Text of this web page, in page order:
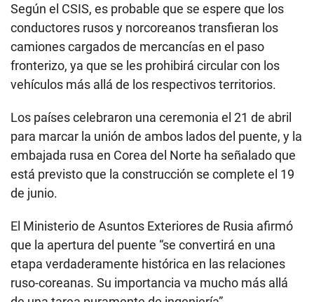
Según el CSIS, es probable que se espere que los
conductores rusos y norcoreanos transfieran los
camiones cargados de mercancías en el paso
fronterizo, ya que se les prohibirá circular con los
vehículos más allá de los respectivos territorios.
Los países celebraron una ceremonia el 21 de abril
para marcar la unión de ambos lados del puente, y la
embajada rusa en Corea del Norte ha señalado que
está previsto que la construcción se complete el 19
de junio.
El Ministerio de Asuntos Exteriores de Rusia afirmó
que la apertura del puente “se convertirá en una
etapa verdaderamente histórica en las relaciones
ruso-coreanas. Su importancia va mucho más allá